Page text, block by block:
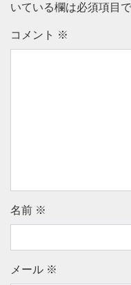
いている欄は必須項目
コメント ※
名前 ※
メール ※